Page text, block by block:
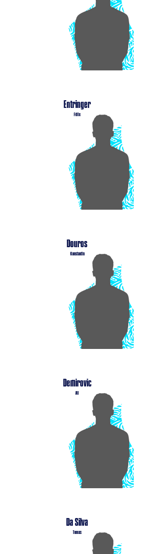
Entringer
Félix
Douros
Konstantin
Demirovic
Ali
Da Silva
Tomas